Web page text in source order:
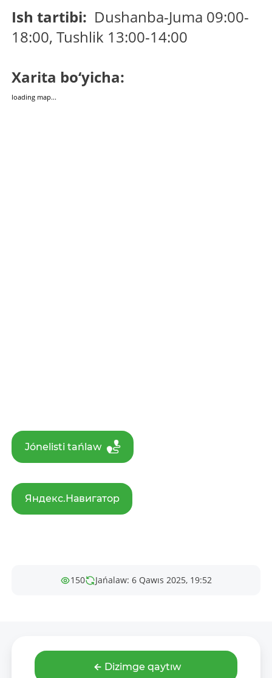
Ish tartibi: Dushanba-Juma 09:00-
18:00, Tushlik 13:00-14:00
Xarita bo‘yicha:
loading map...
Jónelisti tańlaw
Яндекс.Навигатор
150 Jańalaw: 6 Qawıs 2025, 19:52
Dizimge qaytıw